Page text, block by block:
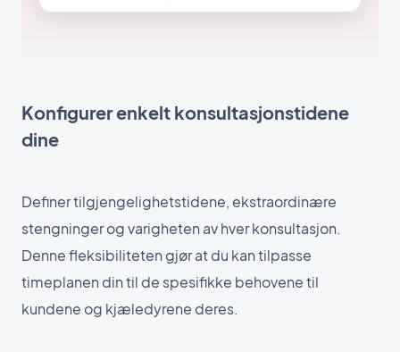
Konfigurer enkelt konsultasjonstidene
dine
Definer tilgjengelighetstidene, ekstraordinære
stengninger og varigheten av hver konsultasjon.
Denne fleksibiliteten gjør at du kan tilpasse
timeplanen din til de spesifikke behovene til
kundene og kjæledyrene deres.